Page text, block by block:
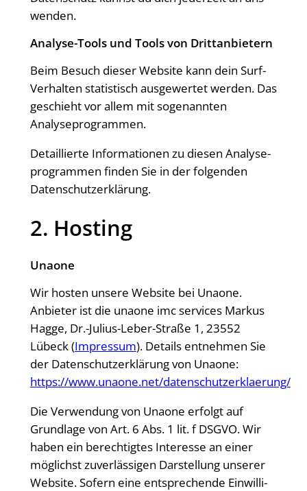
wenden.
Ana­ly­se-Tools und Tools von Drittanbietern
Beim Besuch die­ser Web­site kann dein Surf-
Ver­hal­ten sta­tis­tisch aus­ge­wer­tet wer­den. Das
geschieht vor allem mit soge­nann­ten
Analyseprogrammen.
Detail­lier­te Infor­ma­tio­nen zu die­sen Ana­ly­se­
pro­gram­men fin­den Sie in der fol­gen­den
Datenschutzerklärung.
2. Hos­ting
Unao­ne
Wir hos­ten unse­re Web­site bei Unao­ne.
Anbie­ter ist die unao­ne imc ser­vices Mar­kus
Hag­ge, Dr.-Julius-Leber-Straße 1, 23552
Lübeck (Impres­sum). Details ent­neh­men Sie
der Daten­schutz­er­klä­rung von Unao­ne:
https://www.unaone.net/datenschutzerklaerung/
Die Ver­wen­dung von Unao­ne erfolgt auf
Grund­la­ge von Art. 6 Abs. 1 lit. f DSGVO. Wir
haben ein berech­tig­tes Inter­es­se an einer
mög­lichst zuver­läs­si­gen Dar­stel­lung unse­rer
Web­site. Sofern eine ent­spre­chen­de Ein­wil­li­